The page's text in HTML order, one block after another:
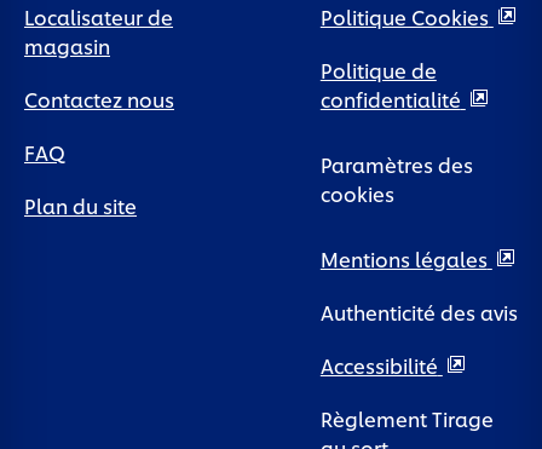
Localisateur de
magasin
Contactez nous
FAQ
Plan du site
Politique Cookies
Politique de
confidentialité
Paramètres des
cookies
Mentions légales
Authenticité des avis
Accessibilité
Règlement Tirage